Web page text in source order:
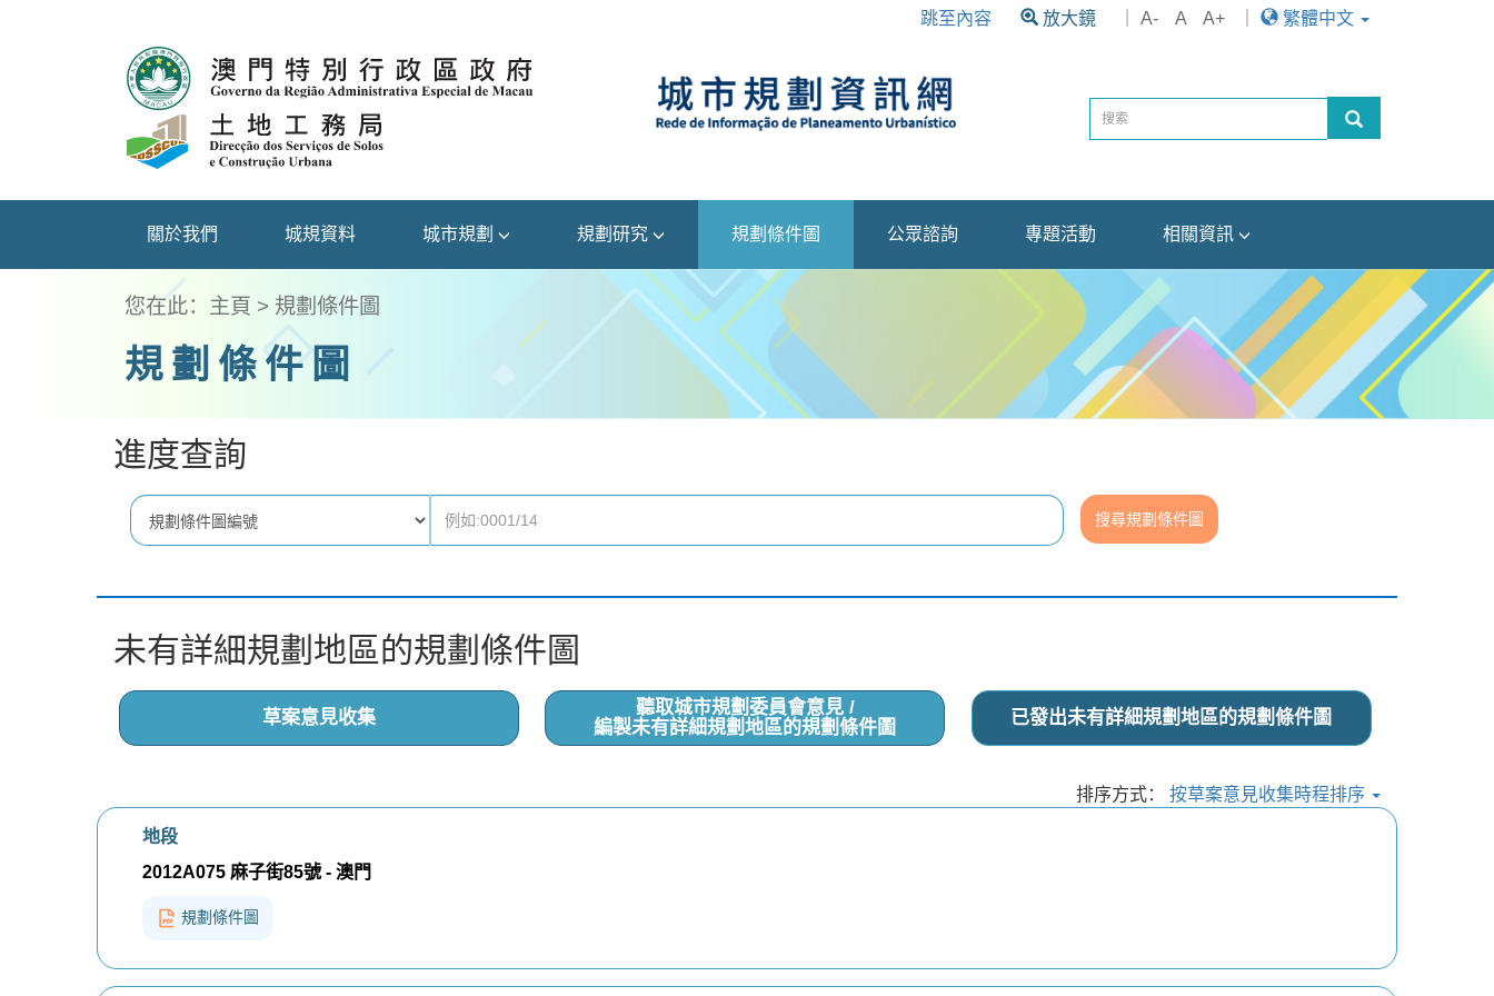
跳至內容 放大鏡 A- A A+ 繁體中文
關於我們 城規資料 城市規劃 規劃研究 規劃條件圖 公眾諮詢 專題活動 相關資訊
您在此： 主頁 > 規劃條件圖
規劃條件圖
進度查詢
未有詳細規劃地區的規劃條件圖
草案意見收集
聽取城市規劃委員會意見 /
編製未有詳細規劃地區的規劃條件圖
已發出未有詳細規劃地區的規劃條件圖
排序方式： 按草案意見收集時程排序
地段
2012A075 麻子街85號 - 澳門
規劃條件圖